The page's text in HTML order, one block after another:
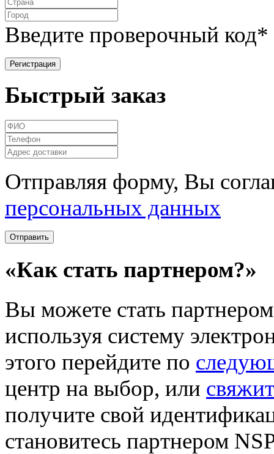
Введите проверочный код*
Быстрый заказ
Отправляя форму, Вы
персональных данных
«Как стать партнером?»
Вы можете стать
используя систему
этого перейдите по
центр на выбор, или
получите свой
становитесь партнером